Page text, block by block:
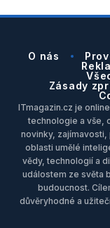
O nás
Zásady
ITmagazin.cz je
technologie a vše,
novinky,
oblasti umělé
vědy, technologií a
událostem ze světa
budoucnost.
důvěryhodné a